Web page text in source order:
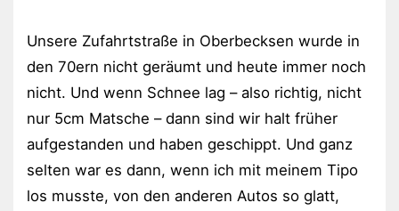
Unsere Zufahrtstraße in Oberbecksen wurde in
den 70ern nicht geräumt und heute immer noch
nicht. Und wenn Schnee lag – also richtig, nicht
nur 5cm Matsche – dann sind wir halt früher
aufgestanden und haben geschippt. Und ganz
selten war es dann, wenn ich mit meinem Tipo
los musste, von den anderen Autos so glatt,